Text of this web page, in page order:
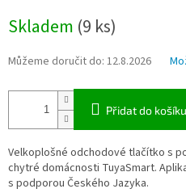
cena:
Skladem (9 ks)
Můžeme doručit do: 12.8.2026
Přidat do košíku
Velkoplošné odchodové tlačítko s
chytré domácnosti TuyaSmart.
s podporou Českého Jazyka.